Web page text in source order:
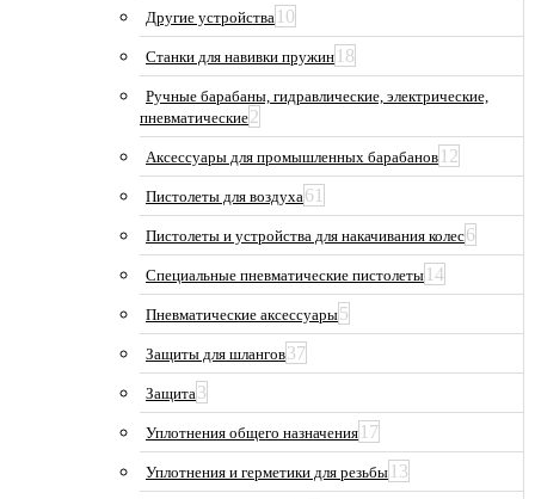
Другие устройства 10
Станки для навивки пружин 18
Ручные барабаны, гидравлические, электрические,
пневматические2
Аксессуары для промышленных барабанов 12
Пистолеты для воздуха61
Пистолеты и устройства для накачивания колес6
Специальные пневматические пистолеты 14
Пневматические аксессуары5
Защиты для шлангов37
Защита3
Уплотнения общего назначения 17
Уплотнения и герметики для резьбы 13